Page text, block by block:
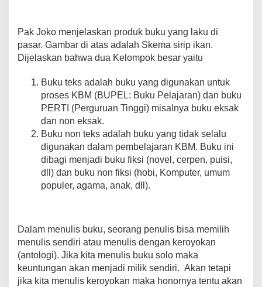
Pak Joko menjelaskan produk buku yang laku di
pasar. Gambar di atas adalah Skema sirip ikan.
Dijelaskan bahwa dua Kelompok besar yaitu
Buku teks adalah buku yang digunakan untuk
proses KBM (BUPEL: Buku Pelajaran) dan buku
PERTI (Perguruan Tinggi) misalnya buku eksak
dan non eksak.
Buku non teks adalah buku yang tidak selalu
digunakan dalam pembelajaran KBM. Buku ini
dibagi menjadi buku fiksi (novel, cerpen, puisi,
dll) dan buku non fiksi (hobi, Komputer, umum
populer, agama, anak, dll).
Dalam menulis buku, seorang penulis bisa memilih
menulis sendiri atau menulis dengan keroyokan
(antologi). Jika kita menulis buku solo maka
keuntungan akan menjadi milik sendiri. Akan tetapi
jika kita menulis keroyokan maka honornya tentu akan